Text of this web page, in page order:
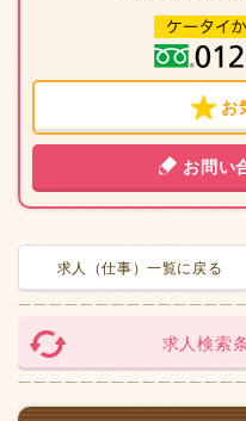
お
お問い
求人（仕事）一覧に戻る
求人検索